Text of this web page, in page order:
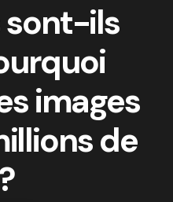
sont-ils
images
de